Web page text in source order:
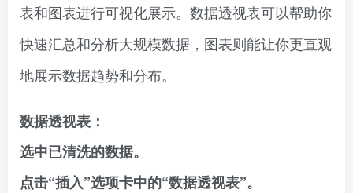
表和图表进行可视化展示。数据透视表可以帮助你
快速汇总和分析大规模数据，图表则能让你更直观
地展示数据趋势和分布。
数据透视表：
选中已清洗的数据。
点击“插入”选项卡中的“数据透视表”。